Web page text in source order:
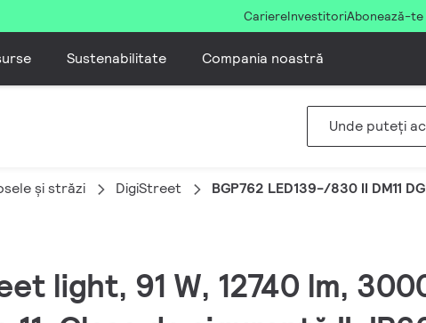
CariereInvestitoriAbonează-
Sustenabilitate Compania noastră
Unde puteți
și străzi DigiStreet BGP762 LED139-/830 II DM11
light, 91 W, 12740 lm,